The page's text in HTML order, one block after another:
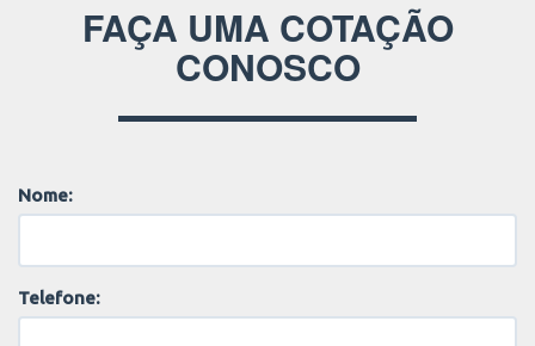
FAÇA UMA COTAÇÃO
CONOSCO
Nome:
Telefone: